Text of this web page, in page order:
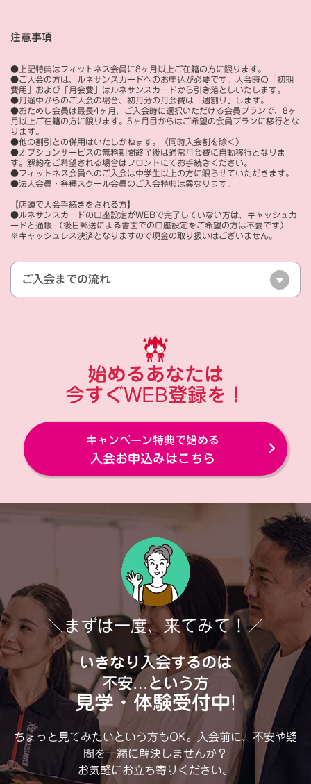
注意事項
●上記特典はフィットネス会員に8ヶ月以上ご在籍の方に限ります。
●ご入会の方は、ルネサンスカードへのお申込が必要です。入会時の「初期
費用」および「月会費」はルネサンスカードから引き落としいたします。
●月途中からのご入会の場合、初月分の月会費は「週割り」します。
●おためし会員は最長4ヶ月、ご入会時に選択いただける会員プランで、8ヶ
月以上ご在籍の方に限ります。5ヶ月目からはご希望の会員プランに移行とな
ります。
●他の割引との併用はいたしかねます。（同時入会割を除く）
●オプションサービスの無料期間終了後は通常月会費に自動移行となりま
す。解約をご希望される場合はフロントにてお手続きください。
●フィットネス会員へのご入会は中学生以上の方に限らせていただきます。
●法人会員・各種スクール会員のご入会特典は異なります。
【店頭で入会手続きをされる方】
●ルネサンスカードの口座設定がWEBで完了していない方は、キャッシュカ
ードと通帳 （後日郵送による書面での口座設定をご希望の方は不要です）
※キャッシュレス決済となりますので現金の取り扱いはございません。
ご入会までの流れ
始めるあなたは
今すぐWEB登録を！
キャンペーン特典で始める
入会お申込みはこちら
＼まずは一度、来てみて！／
いきなり入会するのは
不安…という方
見学・体験受付中!
ちょっと見てみたいという方もOK。 入会前に、不安や疑
問を一緒に解決しませんか？
お気軽にお立ち寄りください。